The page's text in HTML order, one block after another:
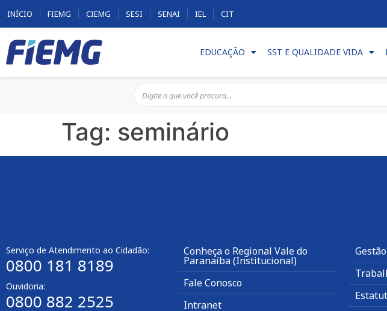
INÍCIO FIEMG CIEMG SESI SENAI IEL CIT
EDUCAÇÃO SST E QUALIDADE VIDA
Tag: seminário
Serviço de Atendimento ao Cidadão:
0800 181 8189
Ouvidoria:
0800 882 2525
Conheça o Regional Vale do
Paranaíba (Institucional)
Fale Conosco
Intranet